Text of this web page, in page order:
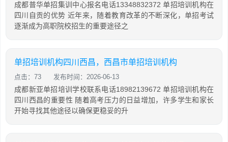
成都普华单招集训中心报名电话13348832372 单招培训机构在
四川自贡的优势 近年来，随着教育改革的不断深化，单招考试
逐渐成为高职院校招生的重要途径之
单招培训机构四川西昌，西昌市单招培训机构
点击：73 发布时间：2026-06-13
成都新亚单招培训学校联系电话18982139672 单招培训机构在
四川西昌的重要性 随着高考压力的日益增加，许多学生和家长
开始寻找其他途径以确保更稳妥的升